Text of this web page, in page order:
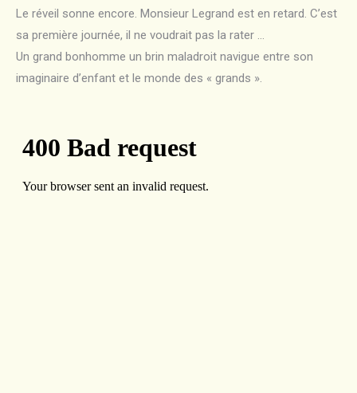
Le réveil sonne encore. Monsieur Legrand est en retard. C’est
sa première journée, il ne voudrait pas la rater …
Un grand bonhomme un brin maladroit navigue entre son
imaginaire d’enfant et le monde des « grands ».